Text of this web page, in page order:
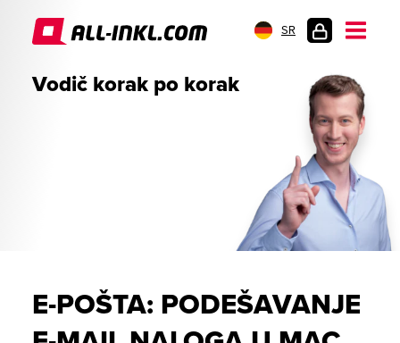
SR
Vodič korak po korak
E-POŠTA: PODEŠAVANJE